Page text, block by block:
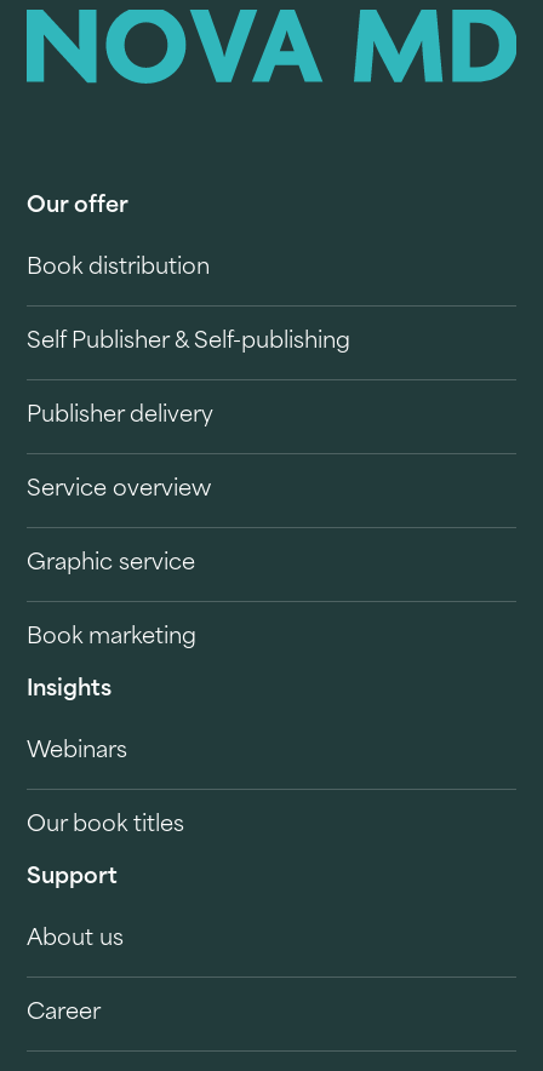
Our offer
Book distribution
Self Publisher & Self-publishing
Publisher delivery
Service overview
Graphic service
Book marketing
Insights
Webinars
Our book titles
Support
About us
Career